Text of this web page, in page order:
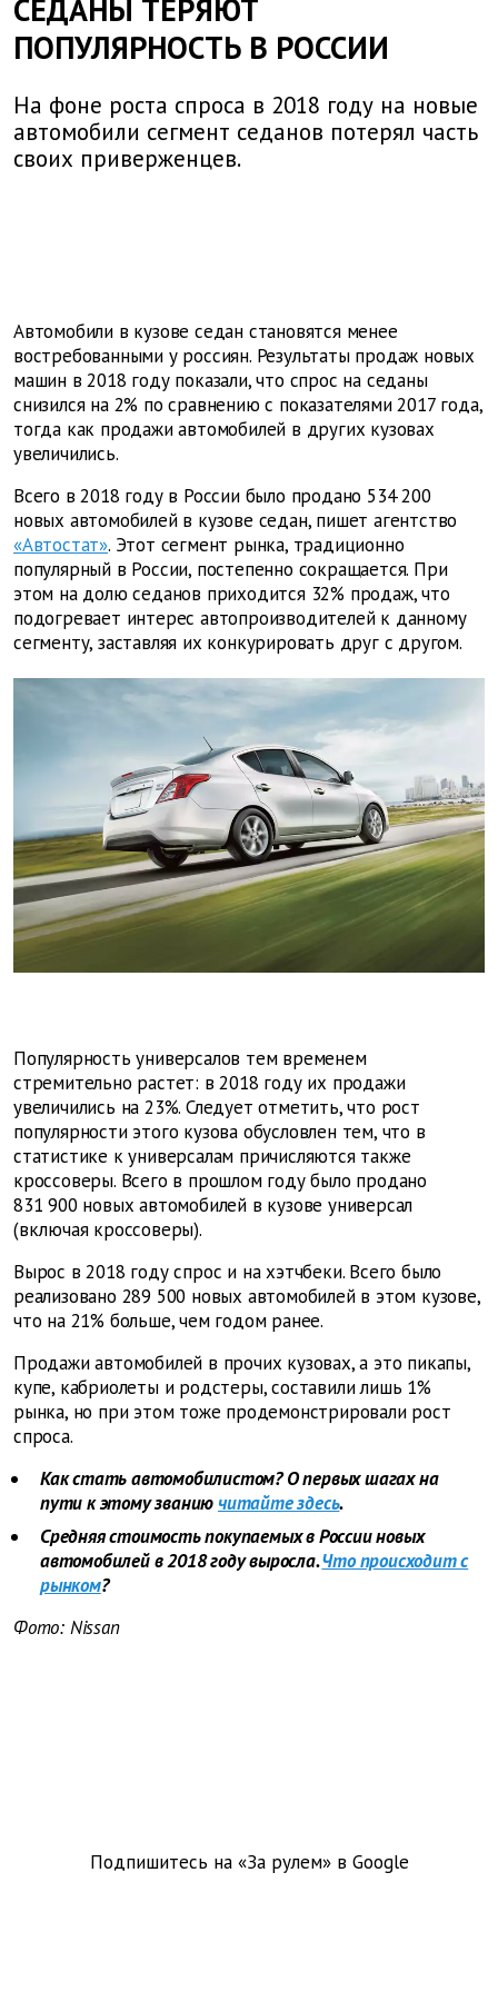
СЕДАНЫ ТЕРЯЮТ
ПОПУЛЯРНОСТЬ В РОССИИ
На фоне роста спроса в 2018 году на новые
автомобили сегмент седанов потерял часть
своих приверженцев.
Автомобили в кузове седан становятся менее
востребованными у россиян. Результаты продаж новых
машин в 2018 году показали, что спрос на седаны
снизился на 2% по сравнению с показателями 2017 года,
тогда как продажи автомобилей в других кузовах
увеличились.
Всего в 2018 году в России было продано 534 200
новых автомобилей в кузове седан, пишет агентство
«Автостат». Этот сегмент рынка, традиционно
популярный в России, постепенно сокращается. При
этом на долю седанов приходится 32% продаж, что
подогревает интерес автопроизводителей к данному
сегменту, заставляя их конкурировать друг с другом.
Популярность универсалов тем временем
стремительно растет: в 2018 году их продажи
увеличились на 23%. Следует отметить, что рост
популярности этого кузова обусловлен тем, что в
статистике к универсалам причисляются также
кроссоверы. Всего в прошлом году было продано
831 900 новых автомобилей в кузове универсал
(включая кроссоверы).
Вырос в 2018 году спрос и на хэтчбеки. Всего было
реализовано 289 500 новых автомобилей в этом кузове,
что на 21% больше, чем годом ранее.
Продажи автомобилей в прочих кузовах, а это пикапы,
купе, кабриолеты и родстеры, составили лишь 1%
рынка, но при этом тоже продемонстрировали рост
спроса.
Как стать автомобилистом? О первых шагах на
пути к этому званию читайте здесь.
Средняя стоимость покупаемых в России новых
автомобилей в 2018 году выросла.Что происходит с
рынком?
Фото: Nissan
Подпишитесь на «За рулем» в Google